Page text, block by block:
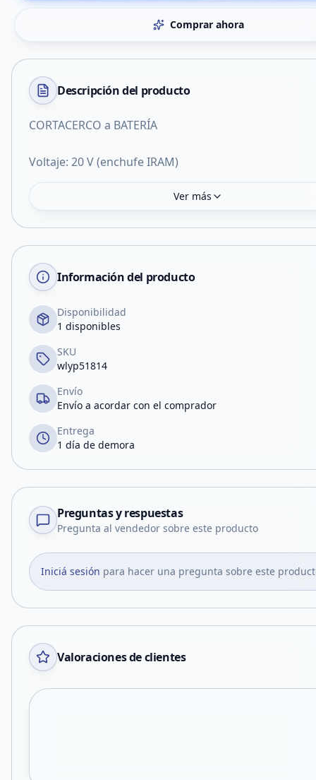
Comprar ahora
Descripción del producto
CORTACERCO a BATERÍA
Voltaje: 20 V (enchufe IRAM)
Ver más
Información del producto
Disponibilidad
1 disponibles
SKU
wlyp51814
Envío
Envío a acordar con el comprador
Entrega
1 día de demora
Preguntas y respuestas
Pregunta al vendedor sobre este producto
Iniciá sesión para hacer una pregunta sobre este
Valoraciones de clientes